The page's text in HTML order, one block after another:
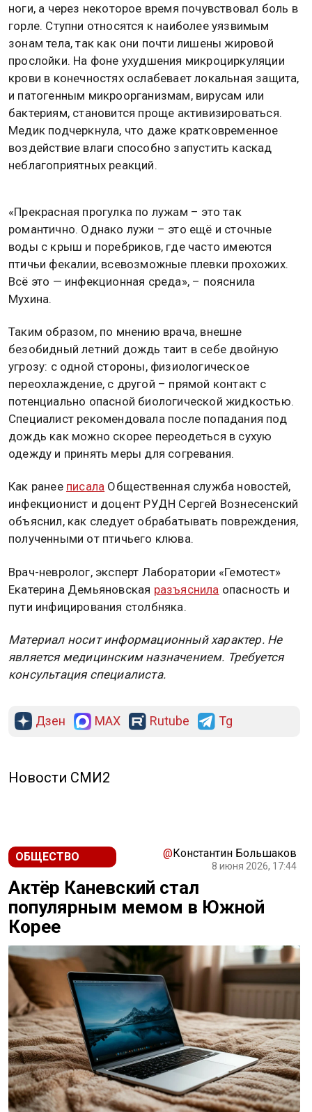
ноги, а через некоторое время почувствовал боль в
горле. Ступни относятся к наиболее уязвимым
зонам тела, так как они почти лишены жировой
прослойки. На фоне ухудшения микроциркуляции
крови в конечностях ослабевает локальная защита,
и патогенным микроорганизмам, вирусам или
бактериям, становится проще активизироваться.
Медик подчеркнула, что даже кратковременное
воздействие влаги способно запустить каскад
неблагоприятных реакций.
«Прекрасная прогулка по лужам – это так
романтично. Однако лужи – это ещё и сточные
воды с крыш и поребриков, где часто имеются
птичьи фекалии, всевозможные плевки прохожих.
Всё это — инфекционная среда», – пояснила
Мухина.
Таким образом, по мнению врача, внешне
безобидный летний дождь таит в себе двойную
угрозу: с одной стороны, физиологическое
переохлаждение, с другой – прямой контакт с
потенциально опасной биологической жидкостью.
Специалист рекомендовала после попадания под
дождь как можно скорее переодеться в сухую
одежду и принять меры для согревания.
Как ранее писала Общественная служба новостей,
инфекционист и доцент РУДН Сергей Вознесенский
объяснил, как следует обрабатывать повреждения,
полученными от птичьего клюва.
Врач-невролог, эксперт Лаборатории «Гемотест»
Екатерина Демьяновская разъяснила опасность и
пути инфицирования столбняка.
Материал носит информационный характер. Не
является медицинским назначением. Требуется
консультация специалиста.
Дзен MAX Rutube Tg
Новости СМИ2
ОБЩЕСТВО @Константин Большаков
8 июня 2026, 17:44
Актёр Каневский стал
популярным мемом в Южной
Корее